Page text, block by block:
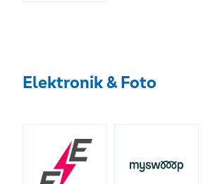
Elektronik & Foto